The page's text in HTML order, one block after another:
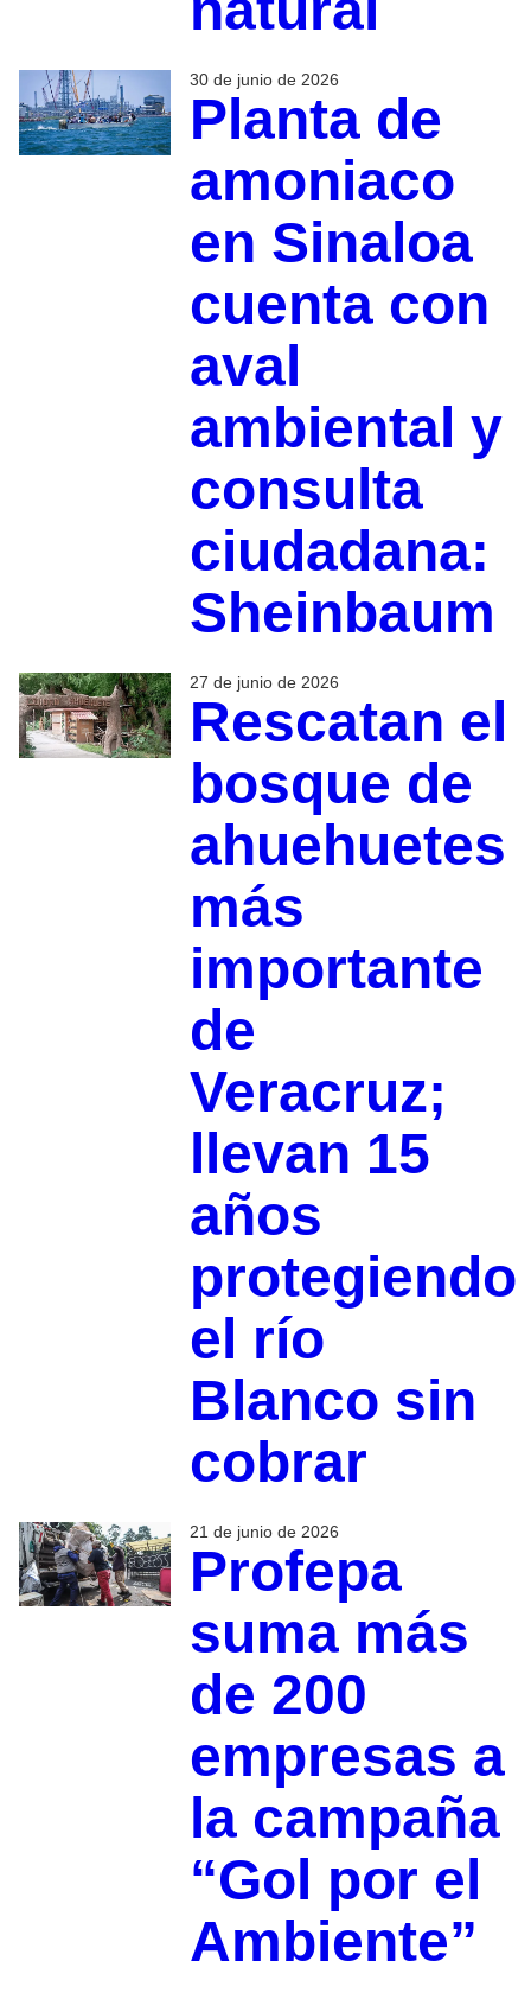
30 de junio de 2026
Planta de
amoniaco
en Sinaloa
cuenta con
aval
ambiental y
consulta
ciudadana:
Sheinbaum
27 de junio de 2026
Rescatan el
bosque de
ahuehuetes
más
importante
de
Veracruz;
llevan 15
años
protegiendo
el río
Blanco sin
cobrar
21 de junio de 2026
Profepa
suma más
de 200
empresas a
la campaña
“Gol por el
Ambiente”